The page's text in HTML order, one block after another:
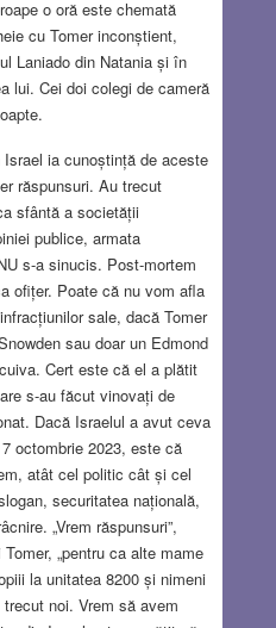
o oră este chemată
cu Tomer inconștient,
Laniado din Natania și în
lui. Cei doi colegi de cameră
ia cunoștință de aceste
răspunsuri. Au trecut
sfântă a societății
publice, armata
s-a sinucis. Post-mortem
ofițer. Poate că nu vom afla
sale, dacă Tomer
sau doar un Edmond
Cert este că el a plătit
s-au făcut vinovați de
Dacă Israelul a avut ceva
octombrie 2023, este că
atât cel politic cât și cel
securitatea națională,
„Vrem răspunsuri”,
„pentru ca alte mame
la unitatea 8200 și nimeni
noi. Vrem să avem